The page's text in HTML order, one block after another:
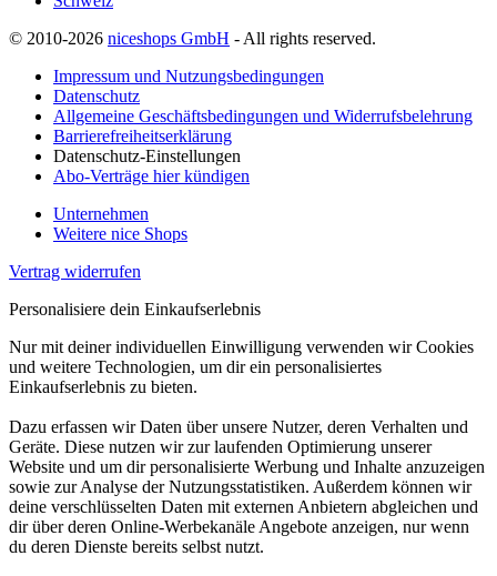
© 2010-2026 niceshops GmbH - All rights reserved.
Impressum und Nutzungsbedingungen
Datenschutz
Allgemeine Geschäftsbedingungen und Widerrufsbelehrung
Barrierefreiheitserklärung
Datenschutz-Einstellungen
Abo-Verträge hier kündigen
Unternehmen
Weitere nice Shops
Vertrag widerrufen
Personalisiere dein Einkaufserlebnis
Nur mit deiner individuellen Einwilligung verwenden wir Cookies
und weitere Technologien, um dir ein personalisiertes
Einkaufserlebnis zu bieten.
Dazu erfassen wir Daten über unsere Nutzer, deren Verhalten und
Geräte. Diese nutzen wir zur laufenden Optimierung unserer
Website und um dir personalisierte Werbung und Inhalte anzuzeigen
sowie zur Analyse der Nutzungsstatistiken. Außerdem können wir
deine verschlüsselten Daten mit externen Anbietern abgleichen und
dir über deren Online-Werbekanäle Angebote anzeigen, nur wenn
du deren Dienste bereits selbst nutzt.